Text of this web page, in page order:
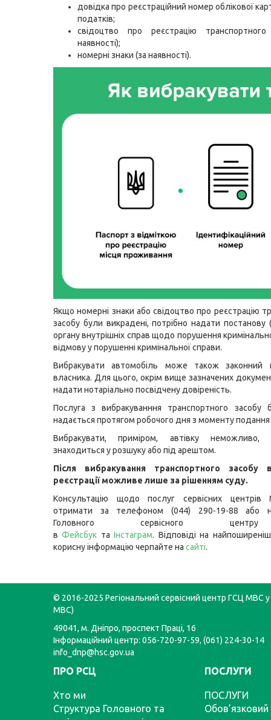
довідка про реєстраційний номер облікової
податків;
свідоцтво про реєстрацію
наявності);
номерні знаки (за наявності).
Якщо номерні знаки або свідоцтво про реєстрацію
засобу були викрадені, потрібно надати постанову
органу внутрішніх справ щодо порушення
відмову у порушенні кримінальної справи.
Вибракувати автомобіль може також законний
власника. Для цього, окрім вище зазначених
надати нотаріально посвідчену довіреність.
Послуга з вибракуванння транспортного засобу
надається протягом робочого дня з моменту
Вибракувати, приміром, автівку
знаходиться у розшуку або під арештом.
Після вибракування транспортного засобу
реєстрації можливе лише за рішенням суду.
Консультацію щодо послуг сервісних
отримати за телефоном (044) 290-19-88 або
Головного сервісного
вФейсбук таІнстаграм. Відповіді на
корисну інформацію черпайте на сайті.
© 2016-2025 Регіональний сервісний центр ГСЦ МВС у
МВС)
49041, м. Дніпро, проспект Праці, 16
Інформаційний центр: 056-720-97-59, (061) 224-30-14
info_dnp@hsc.gov.ua
ПРО РСЦ
Хто ми
Структура Головного та
ПОСЛУГИ
ПОСЛУГИ
Обов’язковий